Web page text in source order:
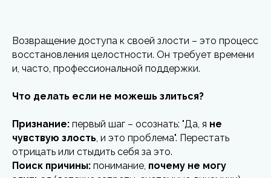
Возвращение доступа к своей злости – это процесс
восстановления целостности. Он требует времени
и, часто, профессиональной поддержки.
Что делать если не можешь злиться?
Признание: первый шаг – осознать: "Да, я не
чувствую злость, и это проблема". Перестать
отрицать или стыдить себя за это.
Поиск причины: понимание, почему не могу